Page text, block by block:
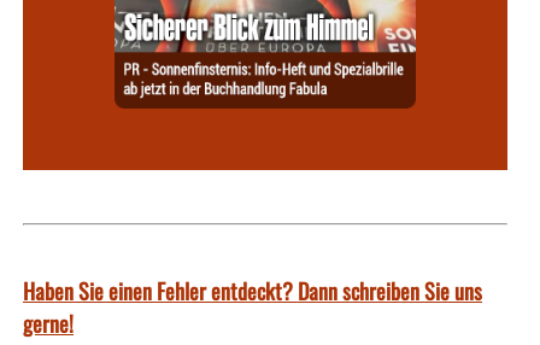
Haben Sie einen Fehler entdeckt? Dann schreiben Sie uns
gerne!